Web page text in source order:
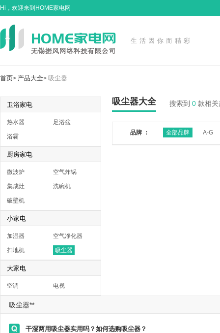
Hi，欢迎来到HOME家电网
生活因你而精彩
首页> 产品大全> 吸尘器
卫浴家电
热水器 足浴盆
浴霸
厨房家电
微波炉 空气炸锅
集成灶 洗碗机
破壁机
小家电
加湿器 空气净化器
扫地机 吸尘器
大家电
空调 电视
吸尘器大全 搜索到 0 款相关
品牌 ： 全部品牌 A-G
吸尘器**
干湿两用吸尘器实用吗？如何选购吸尘器？